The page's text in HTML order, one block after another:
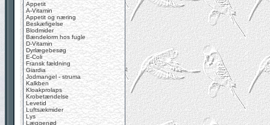
Appetit
A-Vitamin
Appetit og næring
Beskæfigelse
Blodmider
Bændelorm hos fugle
D-Vitamin
Dyrlægebesøg
E-Coli
Fransk fældning
Giardia
Jodmangel - struma
Kalkben
Kloakprolaps
Krobetændelse
Levetid
Luftsækmider
Lys
Læggenød